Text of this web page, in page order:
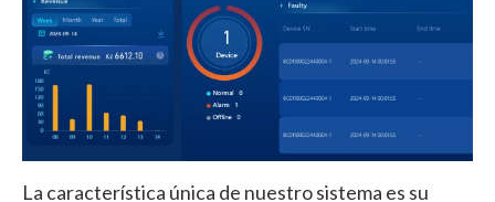
La característica única de nuestro sistema es su